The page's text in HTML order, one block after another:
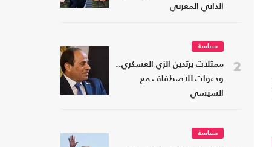
الذاتي المغربي
2
سياسة
ممثلات يرتدين الزي العسكري..
ودعوات للاصطفاف مع
السيسي
سياسة